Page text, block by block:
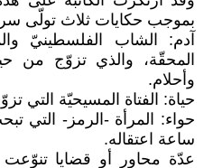
بموجب حكايات ثلاث تولّى
آدم: الشاب الفلسطينيّ
المحقّة، والذي تزوّج من
وأحلام.
حياة: الفتاة المسيحيّة التي
حواء: المرأة -الرمز- التي
ساعة اعتقاله.
عدّة محاور أو قضايا تنوّعت